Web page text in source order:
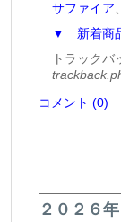
サファイア
▼ 新着商
トラック
コメント (0)
２０２６